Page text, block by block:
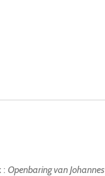
: Openbaring van Johannes